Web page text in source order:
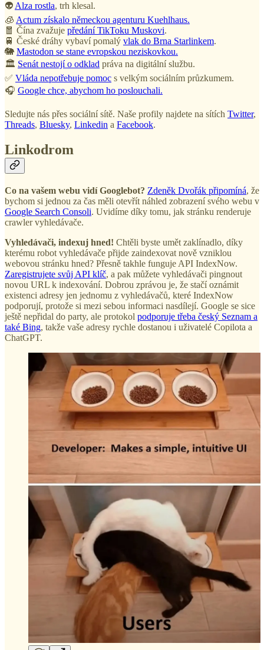
👽Alza rostla, trh klesal.
🧊 Actum získalo německou agenturu Kuehlhaus.
🧧 Čína zvažuje předání TikToku Muskovi.
🚆 České dráhy vybaví pomalý vlak do Brna Starlinkem.
🐘 Mastodon se stane evropskou neziskovkou.
🏛️ Senát nestojí o odklad práva na digitální službu.
✅ Vláda nepotřebuje pomoc s velkým sociálním průzkumem.
🎧 Google chce, abychom ho poslouchali.
Sledujte nás přes sociální sítě. Naše profily najdete na sítích Twitter,
Threads, Bluesky, Linkedin a Facebook.
Linkodrom
Co na vašem webu vidí Googlebot? Zdeněk Dvořák připomíná, že
bychom si jednou za čas měli otevřít náhled zobrazení svého webu v
Google Search Consoli. Uvidíme díky tomu, jak stránku renderuje
crawler vyhledávače.
Vyhledávači, indexuj hned! Chtěli byste umět zaklínadlo, díky
kterému robot vyhledávače přijde zaindexovat nově vzniklou
webovou stránku hned? Přesně takhle funguje API IndexNow.
Zaregistrujete svůj API klíč, a pak můžete vyhledávači pingnout
novou URL k indexování. Dobrou zprávou je, že stačí oznámit
existenci adresy jen jednomu z vyhledávačů, které IndexNow
podporují, protože si mezi sebou informaci nasdílejí. Google se sice
ještě nepřidal do party, ale protokol podporuje třeba český Seznam a
také Bing, takže vaše adresy rychle dostanou i uživatelé Copilota a
ChatGPT.